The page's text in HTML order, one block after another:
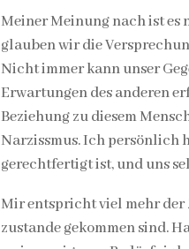
Meiner Meinung nach ist es
glauben wir die
Nicht immer kann unser
Erwartungen des anderen
Beziehung zu diesem
Narzissmus. Ich persönlich
gerechtfertigt ist, und uns
Mir entspricht viel mehr der
zustande gekommen sind.